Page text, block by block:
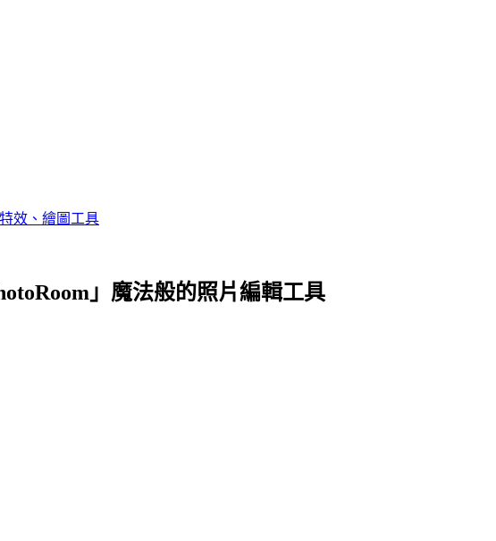
效、繪圖工具
」魔法般的照片編輯工具